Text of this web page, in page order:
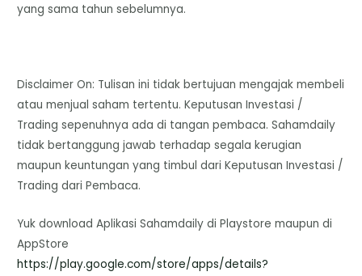
yang sama tahun sebelumnya.
Disclaimer On: Tulisan ini tidak bertujuan mengajak membeli
atau menjual saham tertentu. Keputusan Investasi /
Trading sepenuhnya ada di tangan pembaca. Sahamdaily
tidak bertanggung jawab terhadap segala kerugian
maupun keuntungan yang timbul dari Keputusan Investasi /
Trading dari Pembaca.
Yuk download Aplikasi Sahamdaily di Playstore maupun di
AppStore
https://play.google.com/store/apps/details?